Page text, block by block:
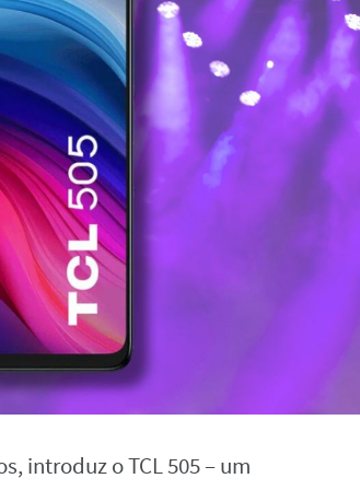
introduz o TCL 505 – um